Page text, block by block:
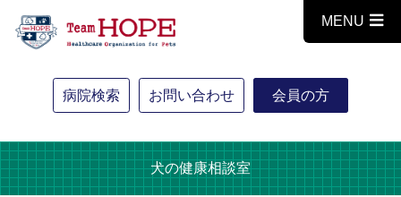
病院検索 お問い合わせ 会員の方
MENU
犬の健康相談室